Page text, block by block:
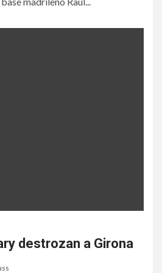
destrozan a Girona